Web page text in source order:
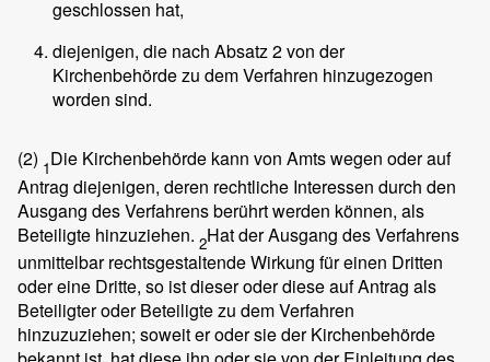
geschlossen hat,
diejenigen, die nach Absatz 2 von der
Kirchenbehörde zu dem Verfahren hinzugezogen
worden sind.
(2) 1Die Kirchenbehörde kann von Amts wegen oder auf
Antrag diejenigen, deren rechtliche Interessen durch den
Ausgang des Verfahrens berührt werden können, als
Beteiligte hinzuziehen. 2Hat der Ausgang des Verfahrens
unmittelbar rechtsgestaltende Wirkung für einen Dritten
oder eine Dritte, so ist dieser oder diese auf Antrag als
Beteiligter oder Beteiligte zu dem Verfahren
hinzuzuziehen; soweit er oder sie der Kirchenbehörde